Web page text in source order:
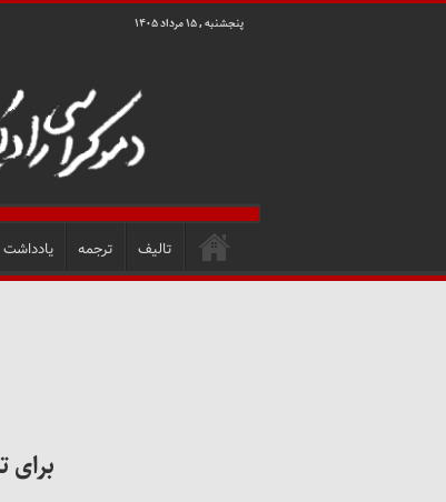
پنجشنبه , ۱۵ مرداد ۱۴۰۵
تالیف ترجمه یادداشت